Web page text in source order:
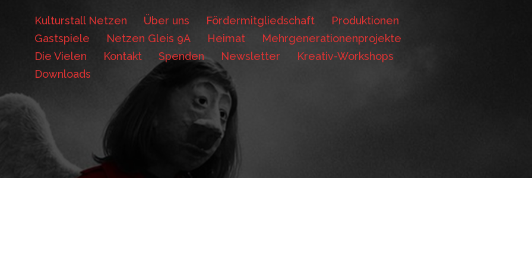
Kulturstall Netzen Über uns Fördermitgliedschaft
Produktionen
Gastspiele
Netzen Gleis 9A Heimat
Mehrgenerationenprojekte
Die Vielen
Kontakt Spenden Newsletter
Kreativ-Workshops
Downloads